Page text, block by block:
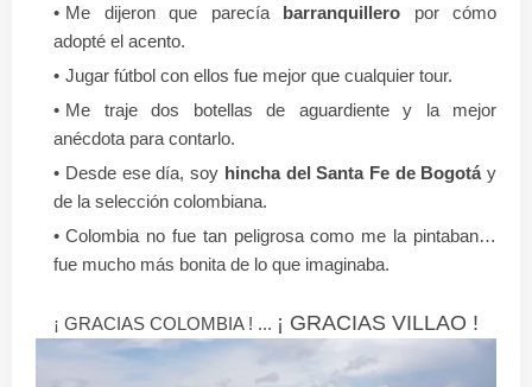
Me dijeron que parecía barranquillero por cómo
adopté el acento.
Jugar fútbol con ellos fue mejor que cualquier tour.
Me traje dos botellas de aguardiente y la mejor
anécdota para contarlo.
Desde ese día, soy hincha del Santa Fe de Bogotá y
de la selección colombiana.
Colombia no fue tan peligrosa como me la pintaban…
fue mucho más bonita de lo que imaginaba.
¡ GRACIAS COLOMBIA ! ... ¡ GRACIAS VILLAO !